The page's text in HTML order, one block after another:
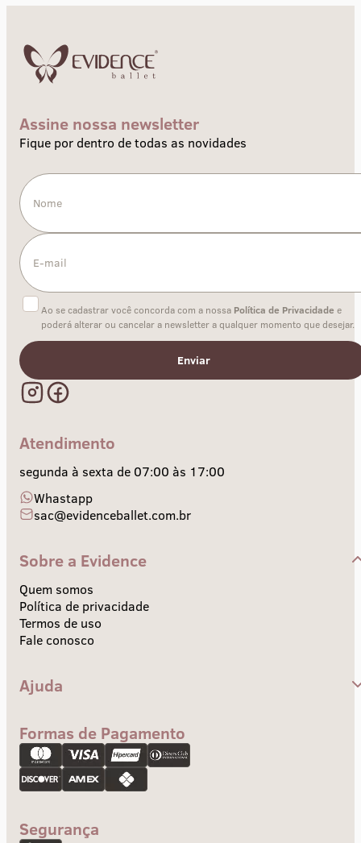
Assine nossa newsletter
Fique por dentro de todas as novidades
Ao se cadastrar você concorda com a nossa Política de Privacidade e
poderá alterar ou cancelar a newsletter a qualquer momento que desejar.
Enviar
Atendimento
segunda à sexta de 07:00 às 17:00
Whastapp
sac@evidenceballet.com.br
Sobre a Evidence
Quem somos
Política de privacidade
Termos de uso
Fale conosco
Ajuda
Troca e devolução
Pagamento
Formas de Pagamento
Segurança